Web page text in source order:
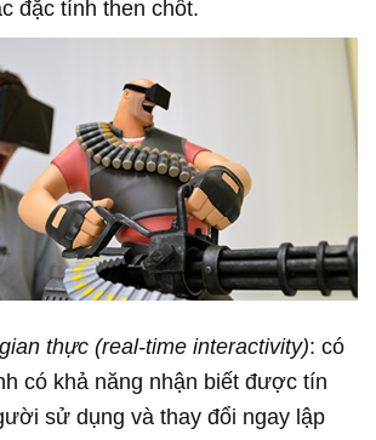
đặc tính then chốt.
thực (real-time interactivity): có
có khả năng nhận biết được tín
sử dụng và thay đổi ngay lập